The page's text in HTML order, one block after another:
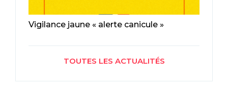
Vigilance jaune « alerte canicule »
TOUTES LES ACTUALITÉS